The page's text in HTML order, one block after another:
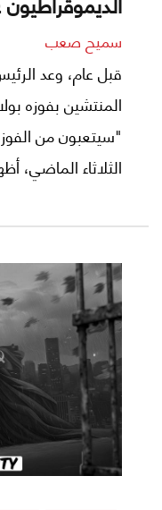
سميح صعب
قبل عام، وعد
المنتشين بفوزه
"سيتعبون من
الثلاثاء الماضي،
في طريقه إلى نفض
من الجمهوريين في
احتمالٌ قائمٌ.